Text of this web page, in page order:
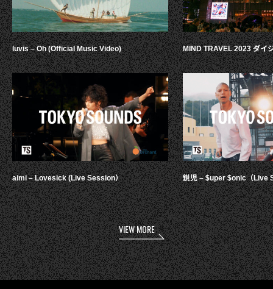
luvis – Oh (Official Music Video)
aimi – Lovesick (Live Session）
MIND TRAVEL 2023 ダイ
鋭児 – $uper $onic（Live
VIEW MORE